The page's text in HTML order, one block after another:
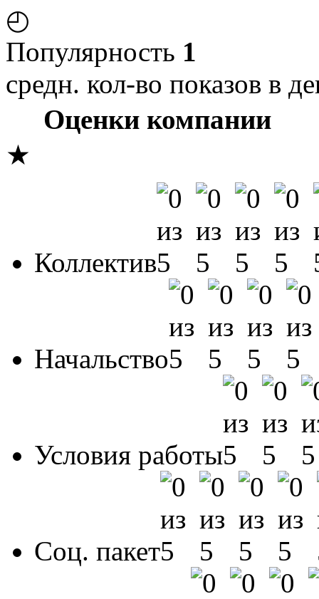
◴
Популярность 1
средн. кол-во показов в
Оценки компании
★
Коллектив
Начальство
Условия работы
Соц. пакет